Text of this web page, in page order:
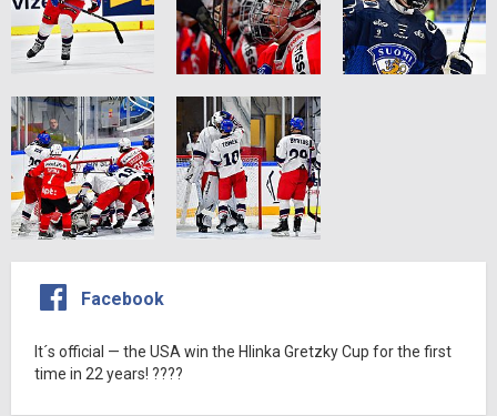
Facebook
It´s official — the USA win the Hlinka Gretzky Cup for the first
time in 22 years! ????